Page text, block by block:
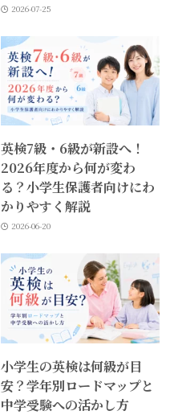
2026-07-25
英検7級・6級が新設へ！
2026年度から何が変わ
る？小学生保護者向けにわ
かりやすく解説
2026-06-20
小学生の英検は何級が目
安？学年別ロードマップと
中学受験への活かし方